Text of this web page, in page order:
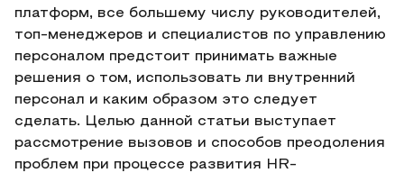
платформ, все большему числу руководителей,
топ-менеджеров и специалистов по управлению
персоналом предстоит принимать важные
решения о том, использовать ли внутренний
персонал и каким образом это следует
сделать. Целью данной статьи выступает
рассмотрение вызовов и способов преодоления
проблем при процессе развития HR-